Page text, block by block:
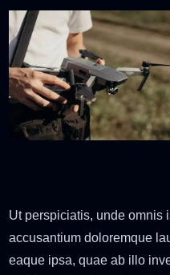
Ut perspiciatis, unde omnis
accusantium doloremque
eaque ipsa, quae ab illo